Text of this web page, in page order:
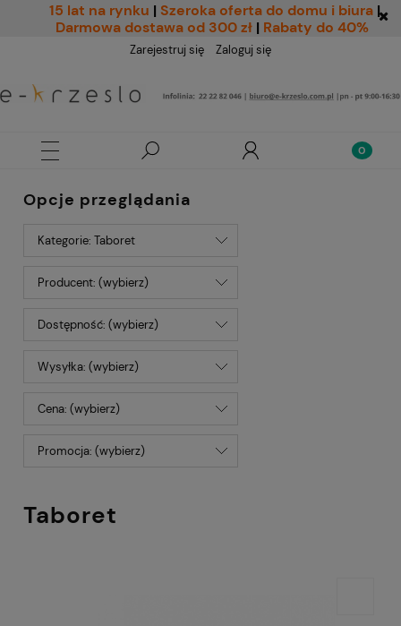
15 lat na rynku | Szeroka oferta do domu i biura |
Darmowa dostawa od 300 zł | Rabaty do 40%
Zarejestruj się Zaloguj się
Opcje przeglądania
Kategorie: Taboret
Producent: (wybierz)
Dostępność: (wybierz)
Wysyłka: (wybierz)
Cena: (wybierz)
Promocja: (wybierz)
Taboret